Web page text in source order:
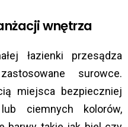
wnętrza
łazienki przesądza
surowce.
miejsca bezpieczniej
ciemnych kolorów,